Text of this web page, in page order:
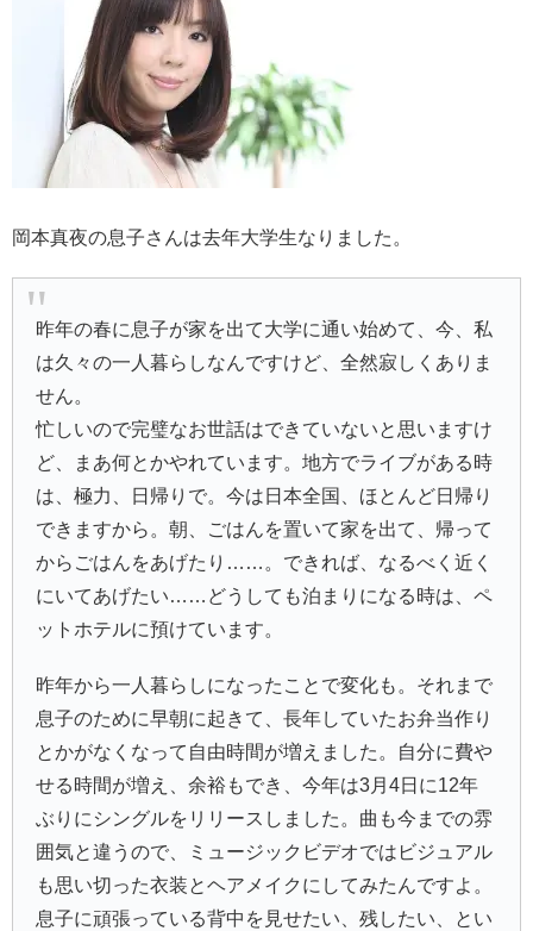
岡本真夜の息子さんは去年大学生なりました。
昨年の春に息子が家を出て大学に通い始めて、今、私
は久々の一人暮らしなんですけど、全然寂しくありま
せん。
忙しいので完璧なお世話はできていないと思いますけ
ど、まあ何とかやれています。地方でライブがある時
は、極力、日帰りで。今は日本全国、ほとんど日帰り
できますから。朝、ごはんを置いて家を出て、帰って
からごはんをあげたり……。できれば、なるべく近く
にいてあげたい……どうしても泊まりになる時は、ペ
ットホテルに預けています。
昨年から一人暮らしになったことで変化も。それまで
息子のために早朝に起きて、長年していたお弁当作り
とかがなくなって自由時間が増えました。自分に費や
せる時間が増え、余裕もでき、今年は3月4日に12年
ぶりにシングルをリリースしました。曲も今までの雰
囲気と違うので、ミュージックビデオではビジュアル
も思い切った衣装とヘアメイクにしてみたんですよ。
息子に頑張っている背中を見せたい、残したい、とい